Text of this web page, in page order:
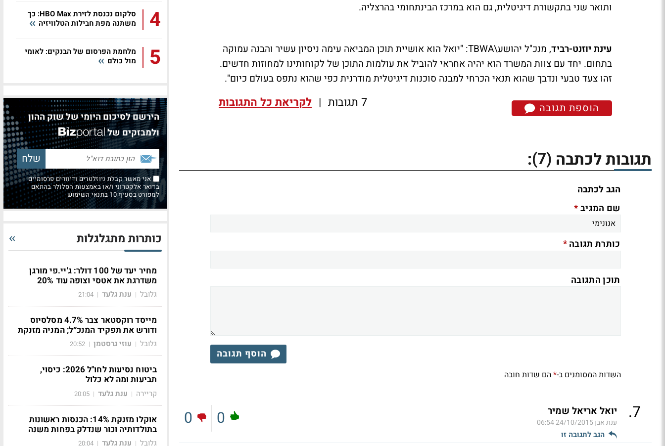
ותואר שני בתקשורת דיגיטלית, גם הוא במרכז הבינתחומי בהרצליה.
עינת יוזנט-רביד
, מנכ"ל יהושע\TBWA: "יואל הוא אושיית תוכן המביאה עימה ניסיון עשיר והבנה עמוקה
בתחום. יחד עם צוות המשרד הוא יהיה אחראי להוביל את עולמות התוכן של לקוחותינו למחוזות חדשים.
זהו צעד טבעי ונדבך שהוא תנאי הכרחי למבנה סוכנות דיגיטלית מודרנית כפי שהוא נתפס בעולם כיום".
הוספת תגובה 7 תגובות | לקריאת כל התגובות
תגובות לכתבה (7)
:
הגב לכתבה
שם המגיב*
כותרת תגובה*
תוכן התגובה
הוסף תגובה
השדות המסומנים ב-*הם שדות חובה
7
. יואל אריאל שמיר
ענת אבן24/10/2015 06:54
הגב לתגובה זו
0
0
4
סלקום נכנסת לזירת HBO Max: כך
משתנה מפת חבילות הטלוויזיה
5
מלחמת הפרסום של הבנקים: לאומי
מול כולם
הירשם לסיכום היומי של שוק ההון
ולמבזקים של
אני מאשר קבלת ניוזלטרים ודיוורים פרסומיים
בדואר אלקטרוני ו/או באמצעות הסלולר בהתאם
למפורט בסעיף 10 בתנאי השימוש
כותרות מתגלגלות
מחיר יעד של 100 דולר: ג'יי.פי מורגן
משדרגת את אטסי וצופה עוד 20%
גלובל | ענת גלעד |
21:04
מייסד רוקסטאר צבר 4.7% מסלסיוס
ודורש את תפקיד המנכ״ל; המניה מזנקת
גלובל | עוזי גרסטמן |
20:52
ביטוח נסיעות לחו"ל 2026: כיסוי,
תביעות ומה לא כלול
קריירה | ענת גלעד |
20:05
אוקלו מזנקת 14%: הכנסות ראשונות
בתולדותיה וכור שנדלק בפחות משנה
גלובל | ענת גלעד |
20:04